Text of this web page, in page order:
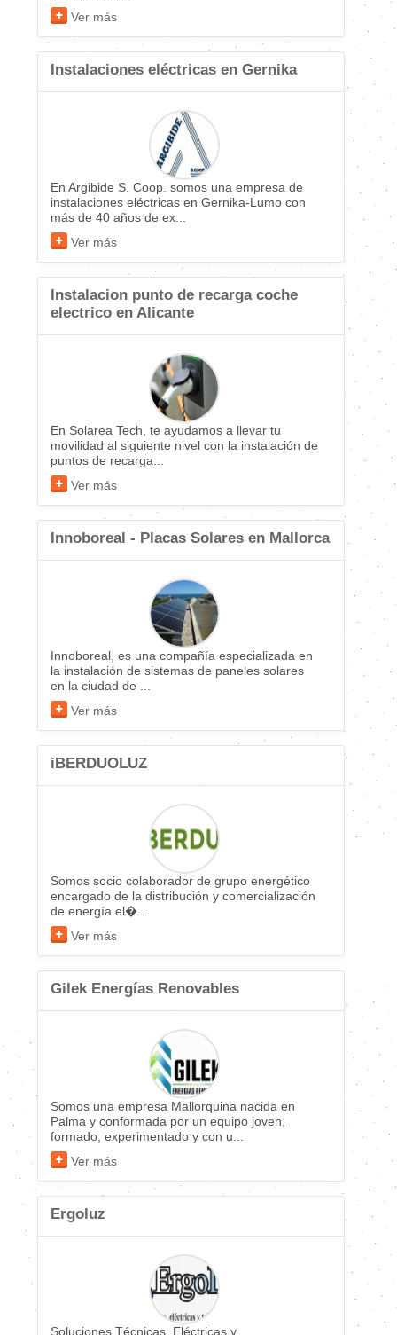
Ver más
Instalaciones eléctricas en Gernika
En Argibide S. Coop. somos una empresa de
instalaciones eléctricas en Gernika-Lumo con
más de 40 años de ex...
Ver más
Instalacion punto de recarga coche
electrico en Alicante
En Solarea Tech, te ayudamos a llevar tu
movilidad al siguiente nivel con la instalación de
puntos de recarga...
Ver más
Innoboreal - Placas Solares en Mallorca
Innoboreal, es una compañía especializada en
la instalación de sistemas de paneles solares
en la ciudad de ...
Ver más
iBERDUOLUZ
Somos socio colaborador de grupo energético
encargado de la distribución y comercialización
de energía el�...
Ver más
Gilek Energías Renovables
Somos una empresa Mallorquina nacida en
Palma y conformada por un equipo joven,
formado, experimentado y con u...
Ver más
Ergoluz
Soluciones Técnicas, Eléctricas y